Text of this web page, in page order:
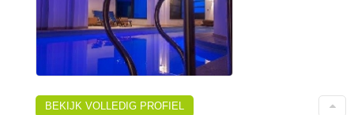
BEKIJK VOLLEDIG PROFIEL